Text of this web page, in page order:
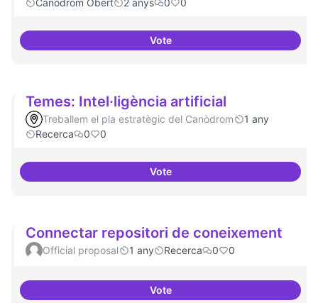
Canòdrom Obert 2 anys 0 0
VoteBar obert i dinamitzat
Temes: Intel·ligència artificial
Treballem el pla estratègic del Canòdrom
1 any
Recerca
0 0
VoteTemes: Intel·ligència artificial
Connectar repositori de coneixement
Official proposal 1 any Recerca 0 0
VoteConnectar repositori de